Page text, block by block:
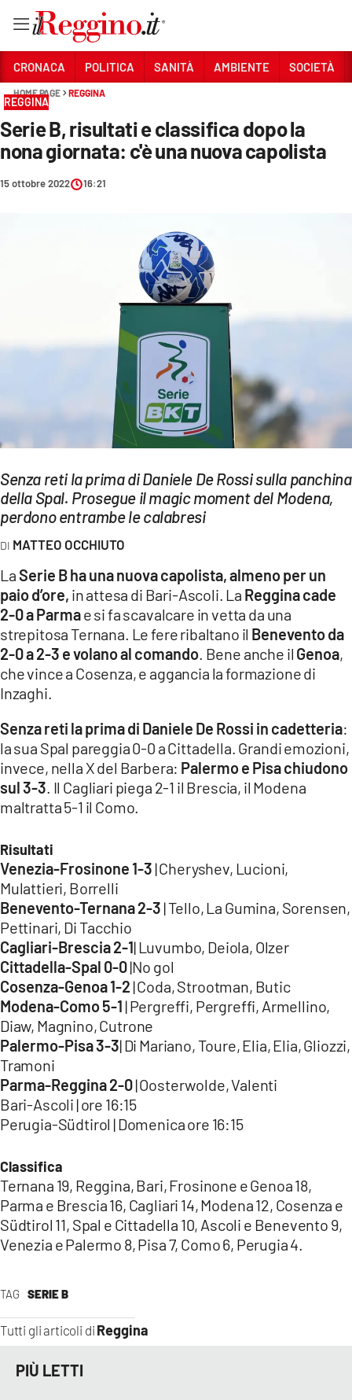
Sezioni
CRONACA
POLITICA
ECONOMIA E LAVORO
Streaming
LAC TV
LAC NETWORK
LAC ONAIR
LaC
Network
LACPLAY.IT
LACTV.IT
LACONAIR.IT
LACITYMAG.IT
ILREGGINO.IT
COSENZACHANNEL.IT
CATANZAROCHANNEL.IT
LACAPITALENEWS.IT
App
ANDROID
APPLE
CRONACA POLITICA SANITÀ AMBIENTE SOCIETÀ
HOME PAGE REGGINA
REGGINA
Serie B, risultati e classifica dopo la
nona giornata: c'è una nuova capolista
15 ottobre 2022 16:21
Senza reti la prima di Daniele De Rossi sulla panchina
della Spal. Prosegue il magic moment del Modena,
perdono entrambe le calabresi
MATTEO OCCHIUTO
TAG SERIE B
Tutti gli articoli di Reggina
LaSerie B ha una nuova capolista, almeno per un
paio d’ore, in attesa di Bari-Ascoli. La Reggina cade
2-0 a Parmae si fa scavalcare in vetta da una
strepitosa Ternana. Le fere ribaltano il Benevento da
2-0 a 2-3 e volano al comando . Bene anche il Genoa,
che vince a Cosenza, e aggancia la formazione di
Inzaghi.
Senza reti la prima di Daniele De Rossi in cadetteria:
la sua Spal pareggia 0-0 a Cittadella. Grandi emozioni,
invece, nella X del Barbera: Palermo e Pisa chiudono
sul 3-3 . Il Cagliari piega 2-1 il Brescia, il Modena
maltratta 5-1 il Como.
Risultati
Venezia-Frosinone 1-3 | Cheryshev, Lucioni,
Mulattieri, Borrelli
Benevento-Ternana 2-3 | Tello, La Gumina, Sorensen,
Pettinari, Di Tacchio
Cagliari-Brescia 2-1| Luvumbo, Deiola, Olzer
Cittadella-Spal 0-0|No gol
Cosenza-Genoa 1-2 | Coda, Strootman, Butic
Modena-Como 5-1 | Pergreffi, Pergreffi, Armellino,
Diaw, Magnino, Cutrone
Palermo-Pisa 3-3| Di Mariano, Toure, Elia, Elia, Gliozzi,
Tramoni
Parma-Reggina 2-0| Oosterwolde, Valenti
Bari-Ascoli | ore 16:15
Perugia-Südtirol | Domenica ore 16:15
Classifica
Ternana 19, Reggina, Bari, Frosinone e Genoa 18,
Parma e Brescia 16, Cagliari 14, Modena 12, Cosenza e
Südtirol 11, Spal e Cittadella 10, Ascoli e Benevento 9,
Venezia e Palermo 8, Pisa 7, Como 6, Perugia 4.
PIÙ LETTI